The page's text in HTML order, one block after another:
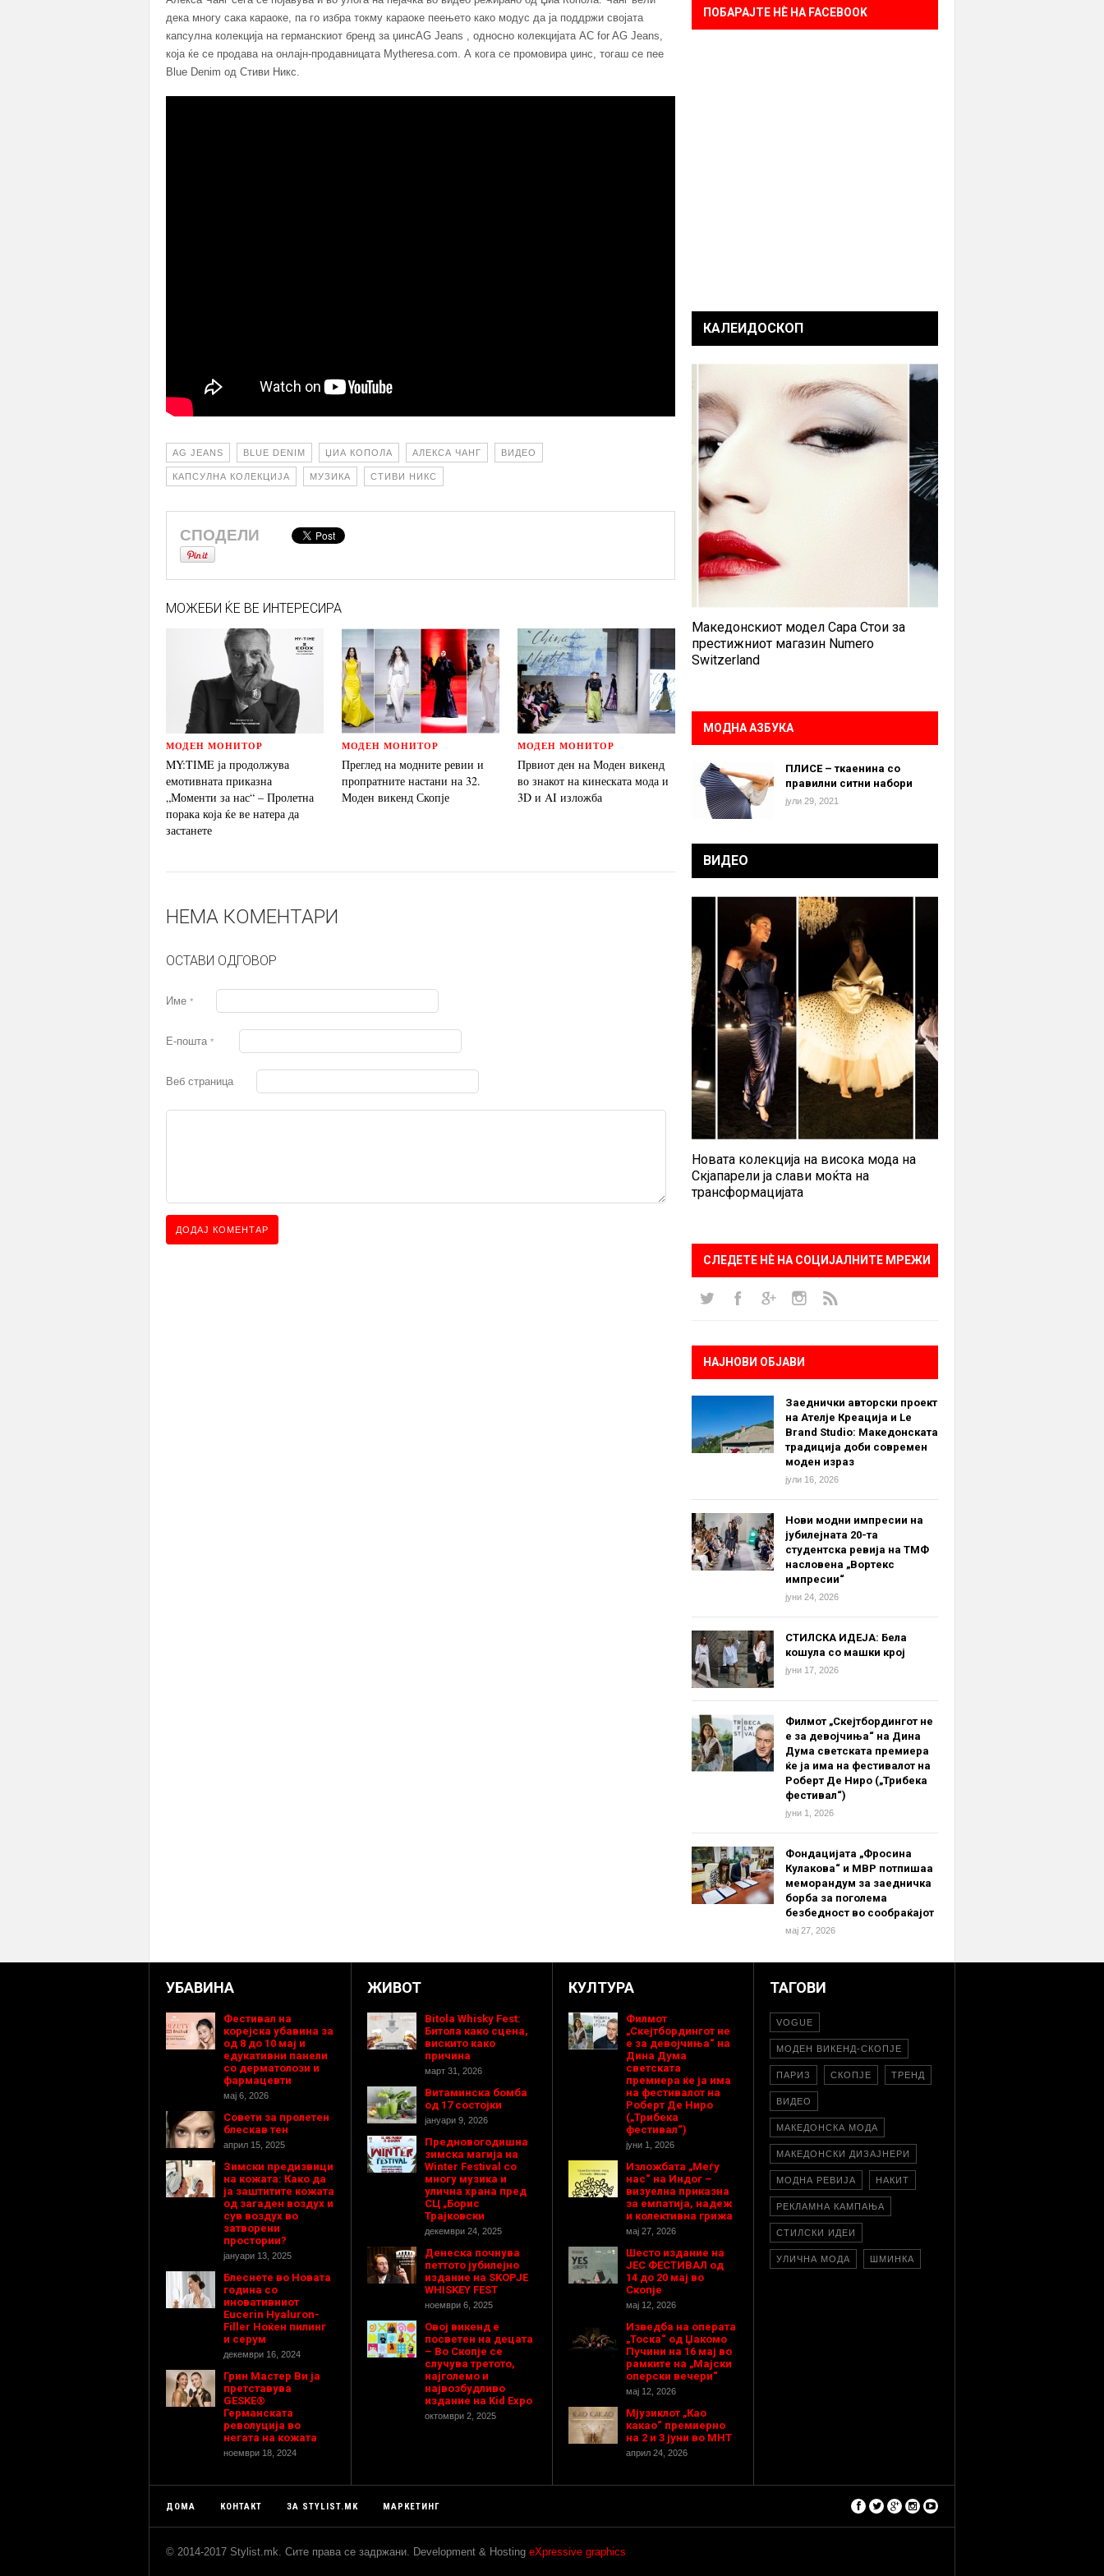
дека многу сака караоке, па го избра токму караоке пеењето како модус да ја поддржи својата
капсулна колекција на германскиот бренд за џинсAG Jeans , односно колекцијата AC for AG Jeans,
која ќе се продава на онлајн-продавницата Mytheresa.com. А кога се промовира џинс, тогаш се пее
Blue Denim од Стиви Никс.
AG JEANS BLUE DENIM ЏИА КОПОЛА АЛЕКСА ЧАНГ ВИДЕО
КАПСУЛНА КОЛЕКЦИЈА МУЗИКА СТИВИ НИКС
СПОДЕЛИ
МОЖЕБИ ЌЕ ВЕ ИНТЕРЕСИРА
МОДЕН МОНИТОР
MY:TIME ја продолжува
емотивната приказна
„Моменти за нас“ – Пролетна
порака која ќе ве натера да
застанете
МОДЕН МОНИТОР
Преглед на модните ревии и
пропратните настани на 32.
Моден викенд Скопје
МОДЕН МОНИТОР
Првиот ден на Моден викенд
во знакот на кинеската мода и
3D и AI изложба
НЕМА КОМЕНТАРИ
ОСТАВИ ОДГОВОР
Име *
Е-пошта *
Веб страница
ПОБАРАЈТЕ НÈ НА FACEBOOK
КАЛЕИДОСКОП
Македонскиот модел Сара Стои за
престижниот магазин Numero
Switzerland
МОДНА АЗБУКА
ПЛИСЕ – ткаенина со
правилни ситни набори
јули 29, 2021
ВИДЕО
Новата колекција на висока мода на
Скјапарели ја слави моќта на
трансформацијата
СЛЕДЕТЕ НÈ НА СОЦИЈАЛНИТЕ МРЕЖИ
НАЈНОВИ ОБЈАВИ
Заеднички авторски проект
на Ателје Креација и Le
Brand Studio: Македонската
традиција доби современ
моден израз
јули 16, 2026
Нови модни импресии на
јубилејната 20-та
студентска ревија на ТМФ
насловена „Вортекс
импресии“
јуни 24, 2026
СТИЛСКА ИДЕЈА: Бела
кошула со машки крој
јуни 17, 2026
Филмот „Скејтбордингот не
е за девојчиња“ на Дина
Дума светската премиера
ќе ја има на фестивалот на
Роберт Де Ниро („Трибека
фестивал“)
јуни 1, 2026
Фондацијата „Фросина
Кулакова“ и МВР потпишаа
меморандум за заедничка
борба за поголема
безбедност во сообраќајот
мај 27, 2026
УБАВИНА
Фестивал на
корејска убавина за
од 8 до 10 мај и
едукативни панели
со дерматолози и
фармацевти
мај 6, 2026
Совети за пролетен
блескав тен
април 15, 2025
Зимски предизвици
на кожата: Како да
ја заштитите кожата
од загаден воздух и
сув воздух во
затворени
простории?
јануари 13, 2025
Блеснете во Новата
година со
иновативниот
Eucerin Hyaluron-
Filler Ноќен пилинг
и серум
декември 16, 2024
Грин Мастер Ви ја
претставува
GESKE®
Германската
револуција во
негата на кожата
ноември 18, 2024
ЖИВОТ
Bitola Whisky Fest:
Битола како сцена,
вискито како
причина
март 31, 2026
Витаминска бомба
од 17 состојки
јануари 9, 2026
Предновогодишнa
зимска магија на
Winter Festival со
многу музика и
улична храна пред
СЦ „Борис
Трајковски
декември 24, 2025
Денеска почнува
петтото јубилејно
издание на SKOPJE
WHISKEY FEST
ноември 6, 2025
Овој викенд е
посветен на децата
– Во Скопје се
случува третото,
најголемо и
највозбудливо
издание на Kid Expo
октомври 2, 2025
КУЛТУРА
Филмот
„Скејтбордингот не
е за девојчиња“ на
Дина Дума
светската
премиера ќе ја има
на фестивалот на
Роберт Де Ниро
(„Трибека
фестивал“)
јуни 1, 2026
Изложбата „Меѓу
нас“ на Индог –
визуелна приказна
за емпатија, надеж
и колективна грижа
мај 27, 2026
Шесто издание на
ЈЕС ФЕСТИВАЛ од
14 до 20 мај во
Скопје
мај 12, 2026
Изведба на операта
„Тоска“ од Џакомо
Пучини на 16 мај во
рамките на „Мајски
оперски вечери“
мај 12, 2026
Мјузиклот „Као
какао“ премиерно
на 2 и 3 јуни во МНТ
април 24, 2026
ТАГОВИ
VOGUE
МОДЕН ВИКЕНД-СКОПЈЕ
ПАРИЗ СКОПЈЕ ТРЕНД
ВИДЕО
МАКЕДОНСКА МОДА
МАКЕДОНСКИ ДИЗАЈНЕРИ
МОДНА РЕВИЈА НАКИТ
РЕКЛАМНА КАМПАЊА
СТИЛСКИ ИДЕИ
УЛИЧНА МОДА ШМИНКА
ДОМА КОНТАКТ ЗА STYLIST.MK МАРКЕТИНГ
© 2014-2017 Stylist.mk. Сите права се задржани. Development & Hosting eXpressive graphics